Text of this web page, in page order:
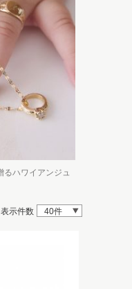
るハワイアンジュ
表示件数 40件